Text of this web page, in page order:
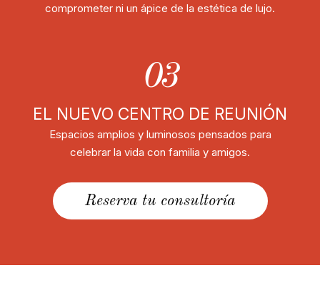
comprometer ni un ápice de la estética de lujo.
03
EL NUEVO CENTRO DE REUNIÓN
Espacios amplios y luminosos pensados para
celebrar la vida con familia y amigos.
Reserva tu consultoría